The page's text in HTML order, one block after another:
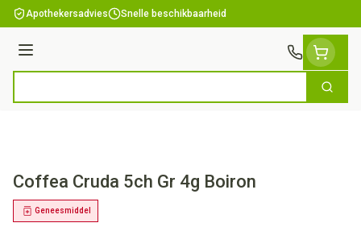
Ga naar de inhoud
Apothekersadvies Snelle beschikbaarheid
Menu
Zoek
Coffea Cruda 5ch Gr 4g Boiron
Geneesmiddel